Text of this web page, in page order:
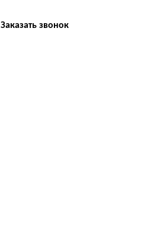
Заказать звонок